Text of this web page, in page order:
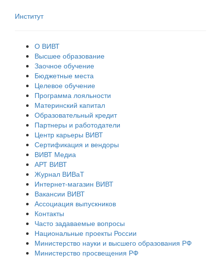
Институт
О ВИВТ
Высшее образование
Заочное обучение
Бюджетные места
Целевое обучение
Программа лояльности
Материнский капитал
Образовательный кредит
Партнеры и работодатели
Центр карьеры ВИВТ
Сертификация и вендоры
ВИВТ Медиа
АРТ ВИВТ
Журнал ВИВаТ
Интернет-магазин ВИВТ
Вакансии ВИВТ
Ассоциация выпускников
Контакты
Часто задаваемые вопросы
Национальные проекты России
Министерство науки и высшего образования РФ
Министерство просвещения РФ